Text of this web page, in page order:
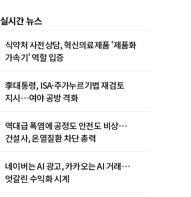
실시간 뉴스
식약처 사전상담, 혁신의료제품 '제품화
가속기' 역할 입증
李대통령, ISA·주가누르기법 재검토
지시…여야 공방 격화
역대급 폭염에 공정도 안전도 비상…
건설사, 온열질환 차단 총력
네이버는 AI 광고, 카카오는 AI 거래…
엇갈린 수익화 시계